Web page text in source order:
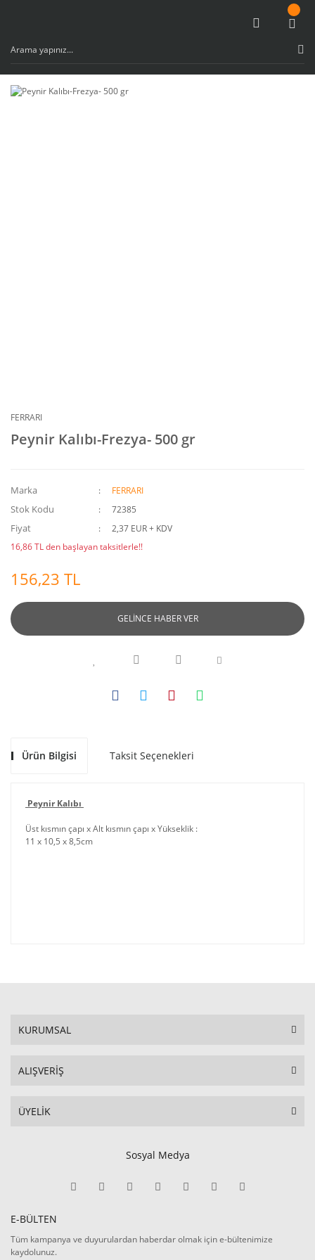
FERRARI
Peynir Kalıbı-Frezya- 500 gr
Marka FERRARI
Stok Kodu 72385
Fiyat
2,37 EUR + KDV
16,86 TL den başlayan taksitlerle!!
156,23 TL
GELİNCE HABER VER
Ürün Bilgisi Taksit Seçenekleri
Peynir Kalıbı
Üst kısmın çapı x Alt kısmın çapı x Yükseklik :
11 x 10,5 x 8,5cm
KURUMSAL
ALIŞVERİŞ
ÜYELİK
Sosyal Medya
E-BÜLTEN
Tüm kampanya ve duyurulardan haberdar olmak için e-bültenimize
kaydolunuz.